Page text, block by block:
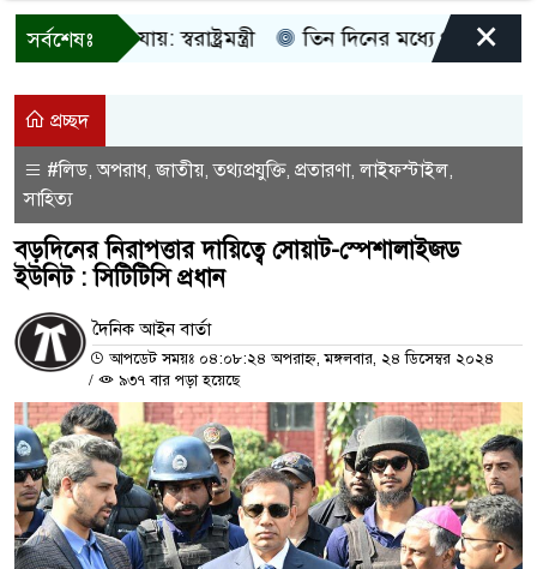
সর্বশেষঃ
শোনা যায়: স্বরাষ্ট্রমন্ত্রী তিন দিনের মধ্যে গ্যাস সরবরাহ
×
প্রচ্ছদ
#লিড,অপরাধ,জাতীয়,তথ্যপ্রযুক্তি, প্রতারণা, লাইফস্টাইল,
সাহিত্য
বড়দিনের নিরাপত্তার দায়িত্বে সোয়াট-স্পেশালাইজড
ইউনিট : সিটিটিসি প্রধান
দৈনিক আইন বার্তা
আপডেট সময়ঃ ০৪:০৮:২৪ অপরাহ্ন, মঙ্গলবার, ২৪ ডিসেম্বর ২০২৪
/
৯৩৭ বার পড়া হয়েছে